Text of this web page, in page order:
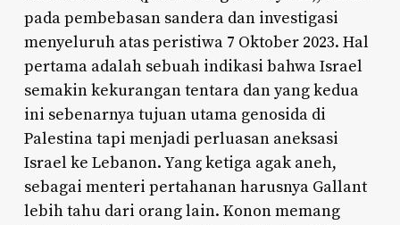
pada pembebasan sandera dan investigasi
menyeluruh atas peristiwa 7 Oktober 2023. Hal
pertama adalah sebuah indikasi bahwa Israel
semakin kekurangan tentara dan yang kedua
ini sebenarnya tujuan utama genosida di
Palestina tapi menjadi perluasan aneksasi
Israel ke Lebanon. Yang ketiga agak aneh,
sebagai menteri pertahanan harusnya Gallant
lebih tahu dari orang lain. Konon memang